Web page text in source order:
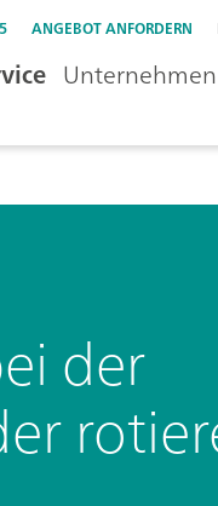
ANGEBOT ANFORDERN
Unternehmen
der